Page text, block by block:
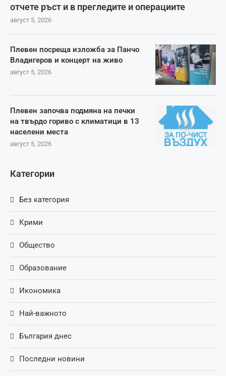
отчете ръст и в прегледите и операциите
август 5, 2026
Плевен посреща изложба за Панчо
Владигеров и концерт на живо
август 5, 2026
Плевен започва подмяна на печки
на твърдо гориво с климатици в 13
населени места
август 5, 2026
Категории
Без категория
Крими
Общество
Образование
Икономика
Най-важното
България днес
Последни новини